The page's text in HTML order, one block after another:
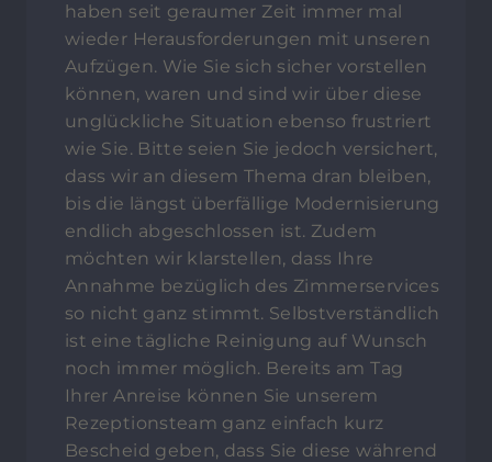
haben seit geraumer Zeit immer mal
wieder Herausforderungen mit unseren
Aufzügen. Wie Sie sich sicher vorstellen
können, waren und sind wir über diese
unglückliche Situation ebenso frustriert
wie Sie. Bitte seien Sie jedoch versichert,
dass wir an diesem Thema dran bleiben,
bis die längst überfällige Modernisierung
endlich abgeschlossen ist. Zudem
möchten wir klarstellen, dass Ihre
Annahme bezüglich des Zimmerservices
so nicht ganz stimmt. Selbstverständlich
ist eine tägliche Reinigung auf Wunsch
noch immer möglich. Bereits am Tag
Ihrer Anreise können Sie unserem
Rezeptionsteam ganz einfach kurz
Bescheid geben, dass Sie diese während